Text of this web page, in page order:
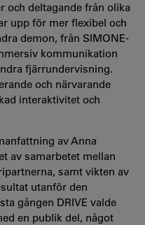
deltagande från olika
upp för mer flexibel och
demon, från SIMONE-
kommunikation
fjärrundervisning.
och närvarande
interaktivitet och
av Anna
av samarbetet mellan
samt vikten av
utanför den
gången DRIVE valde
en publik del, något